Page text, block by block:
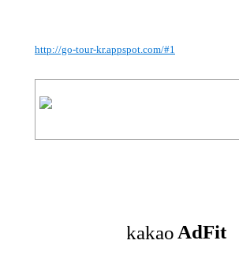
http://go-tour-kr.appspot.com/#1